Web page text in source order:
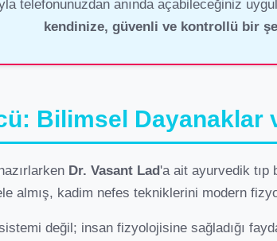
telefonunuzdan anında açabileceğiniz
kendinize, güvenli ve kontrollü bir
Bilimsel Dayanaklar
Dr. Vasant Lad'a ait ayurvedik tıp
almış, kadim nefes tekniklerini modern
değil; insan fizyolojisine sağladığı